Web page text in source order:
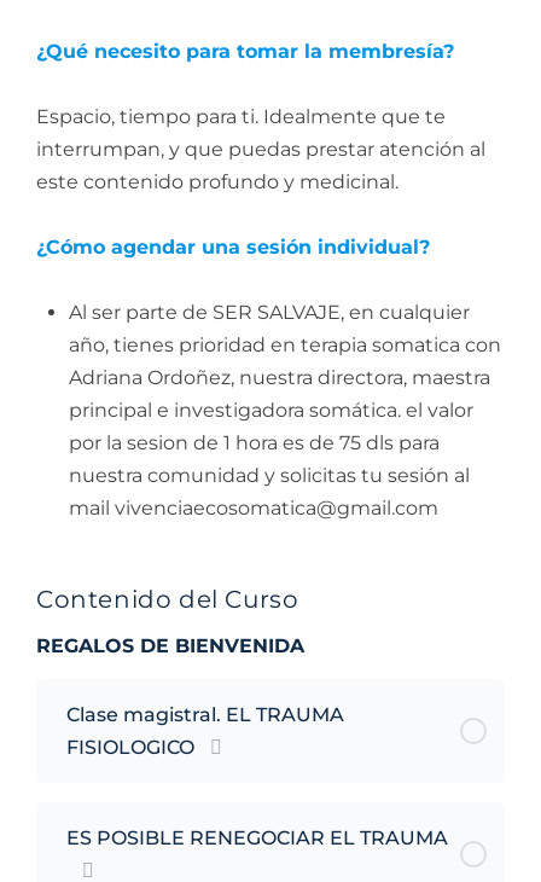
¿Qué necesito para tomar la membresía?
Espacio, tiempo para ti. Idealmente que te
interrumpan, y que puedas prestar atención al
este contenido profundo y medicinal.
¿Cómo agendar una sesión individual?
Al ser parte de SER SALVAJE, en cualquier
año, tienes prioridad en terapia somatica con
Adriana Ordoñez, nuestra directora, maestra
principal e investigadora somática. el valor
por la sesion de 1 hora es de 75 dls para
nuestra comunidad y solicitas tu sesión al
mail vivenciaecosomatica@gmail.com
Contenido del Curso
REGALOS DE BIENVENIDA
Clase magistral. EL TRAUMA
FISIOLOGICO
ES POSIBLE RENEGOCIAR EL TRAUMA